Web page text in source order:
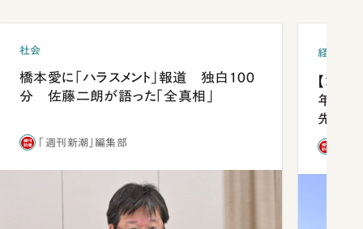
社会
橋本愛に「ハラスメント」報道 独白100
分 佐藤二朗が語った「全真相」
「週刊新潮」編集部
経済・ビ
【コン
年会は
先1位